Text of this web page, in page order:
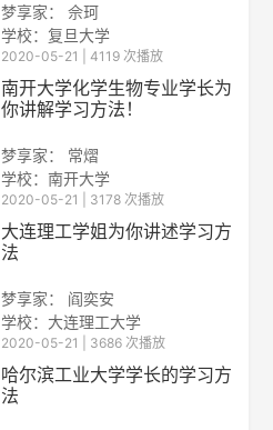
梦享家： 佘珂
学校：复旦大学
2020-05-21 | 4119 次播放
南开大学化学生物专业学长为
你讲解学习方法！
梦享家： 常熠
学校：南开大学
2020-05-21 | 3178 次播放
大连理工学姐为你讲述学习方
法
梦享家： 阎奕安
学校：大连理工大学
2020-05-21 | 3686 次播放
哈尔滨工业大学学长的学习方
法